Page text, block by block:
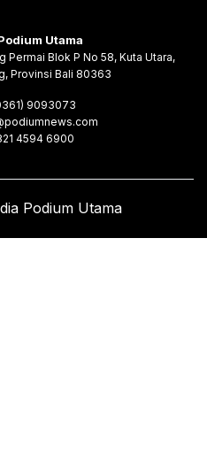
Utama
Permai Blok P No 58, Kuta Utara,
Provinsi Bali 80363
9093073
4594 6900
Podium Utama